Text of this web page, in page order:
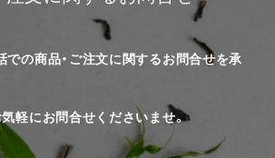
での商品・ご注文に関するお問合せを承
気軽にお問合せくださいませ。